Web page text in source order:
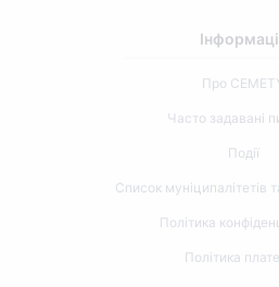
Про
Часто задавані
Події
Список муніципалітетів
Політика
Політика